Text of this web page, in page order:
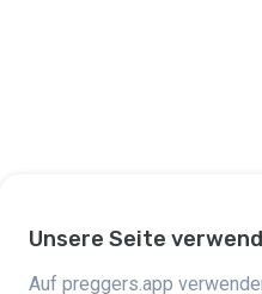
Unsere Seite
Auf preggers.app